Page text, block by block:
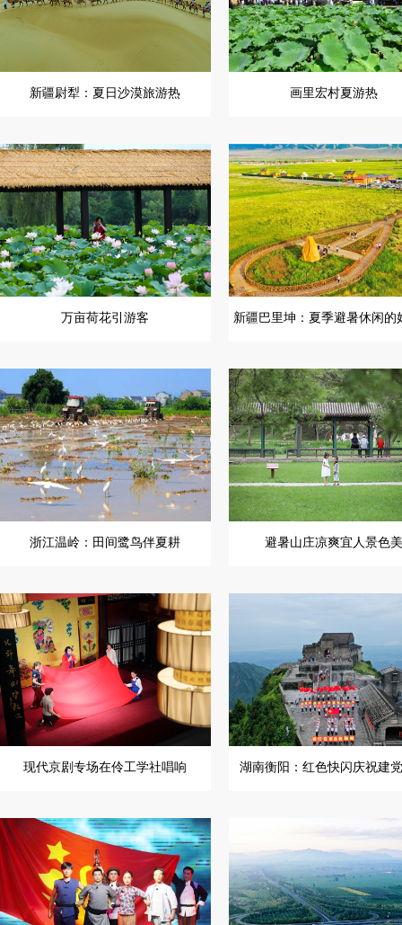
新疆尉犁：夏日沙漠旅游热 画里宏村夏游热
万亩荷花引游客 新疆巴里坤：夏季避暑休闲的
浙江温岭：田间鹭鸟伴夏耕 避暑山庄凉爽宜人景色
现代京剧专场在伶工学社唱响 湖南衡阳：红色快闪庆祝建